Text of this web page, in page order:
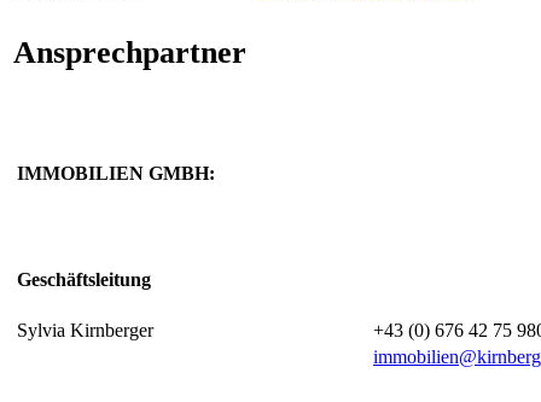
Ansprechpartner
IMMOBILIEN GMBH:
Geschäftsleitung
Sylvia Kirnberger
+43 (0) 676 42 75